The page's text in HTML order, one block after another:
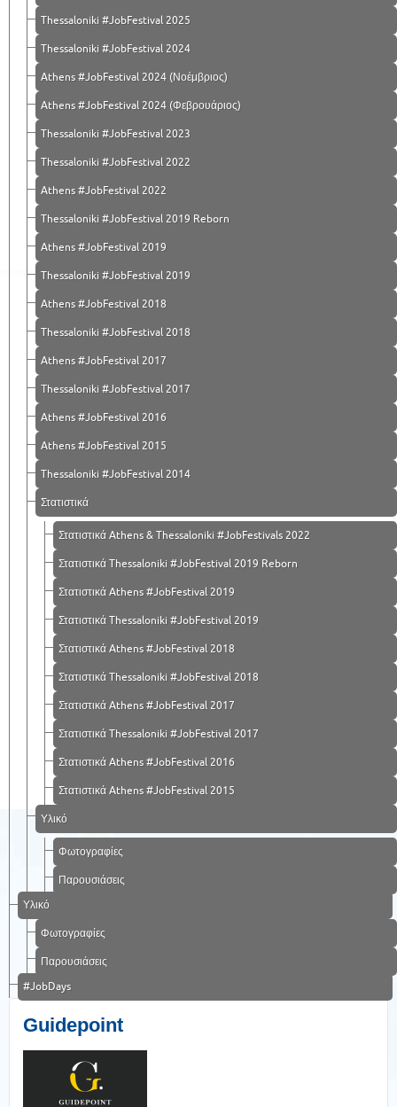
Thessaloniki #JobFestival 2025
Thessaloniki #JobFestival 2024
Athens #JobFestival 2024 (Νοέμβριος)
Athens #JobFestival 2024 (Φεβρουάριος)
Thessaloniki #JobFestival 2023
Thessaloniki #JobFestival 2022
Athens #JobFestival 2022
Thessaloniki #JobFestival 2019 Reborn
Athens #JobFestival 2019
Thessaloniki #JobFestival 2019
Athens #JobFestival 2018
Thessaloniki #JobFestival 2018
Athens #JobFestival 2017
Τhessaloniki #JobFestival 2017
Athens #JobFestival 2016
Athens #JobFestival 2015
Thessaloniki #JobFestival 2014
Στατιστικά
Στατιστικά Athens & Thessaloniki #JobFestivals 2022
Στατιστικά Thessaloniki #JobFestival 2019 Reborn
Στατιστικά Athens #JobFestival 2019
Στατιστικά Thessaloniki #JobFestival 2019
Στατιστικά Athens #JobFestival 2018
Στατιστικά Thessaloniki #JobFestival 2018
Στατιστικά Athens #JobFestival 2017
Στατιστικά Thessaloniki #JobFestival 2017
Στατιστικά Athens #JobFestival 2016
Στατιστικά Athens #JobFestival 2015
Υλικό
Φωτογραφίες
Παρουσιάσεις
Υλικό
Φωτογραφίες
Παρουσιάσεις
#JobDays
Guidepoint